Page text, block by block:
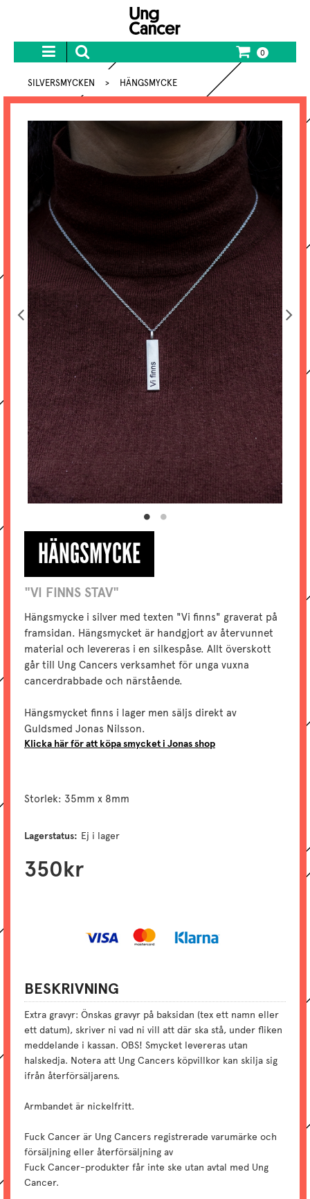
0
SILVERSMYCKEN > HÄNGSMYCKE
HÄNGSMYCKE
"VI FINNS STAV"
Hängsmycke i silver med texten "Vi finns" graverat på
framsidan. Hängsmycket är handgjort av återvunnet
material och levereras i en silkespåse. Allt överskott
går till Ung Cancers verksamhet för unga vuxna
cancerdrabbade och närstående.
Hängsmycket finns i lager men säljs direkt av
Guldsmed Jonas Nilsson.
Klicka här för att köpa smycket i Jonas shop
Storlek: 35mm x 8mm
Lagerstatus: Ej i lager
350kr
BESKRIVNING
Extra gravyr: Önskas gravyr på baksidan (tex ett namn eller
ett datum), skriver ni vad ni vill att där ska stå, under fliken
meddelande i kassan. OBS! Smycket levereras utan
halskedja. Notera att Ung Cancers köpvillkor kan skilja sig
ifrån återförsäljarens.
Armbandet är nickelfritt.
Fuck Cancer är Ung Cancers registrerade varumärke och
försäljning eller återförsäljning av
Fuck Cancer-produkter får inte ske utan avtal med Ung
Cancer.